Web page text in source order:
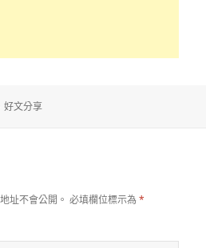
分
好文分享
址不會公開。 必填欄位標示為*